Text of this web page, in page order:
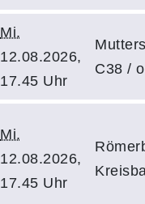
Mi.
12.08.2026,
17.45 Uhr
C38 /
Mi.
12.08.2026,
17.45 Uhr